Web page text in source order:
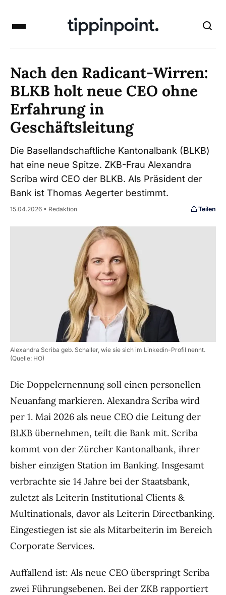
Nach den Radicant-Wirren:
BLKB holt neue CEO ohne
Erfahrung in
Geschäftsleitung
Die Basellandschaftliche Kantonalbank (BLKB)
hat eine neue Spitze. ZKB-Frau Alexandra
Scriba wird CEO der BLKB. Als Präsident der
Bank ist Thomas Aegerter bestimmt.
15.04.2026 • Redaktion Teilen
Alexandra Scriba geb. Schaller, wie sie sich im Linkedin-Profil nennt.
(Quelle: HO)
Die Doppelernennung soll einen personellen
Neuanfang markieren. Alexandra Scriba wird
per 1. Mai 2026 als neue CEO die Leitung der
BLKB übernehmen, teilt die Bank mit. Scriba
kommt von der Zürcher Kantonalbank, ihrer
bisher einzigen Station im Banking. Insgesamt
verbrachte sie 14 Jahre bei der Staatsbank,
zuletzt als Leiterin Institutional Clients &
Multinationals, davor als Leiterin Directbanking.
Eingestiegen ist sie als Mitarbeiterin im Bereich
Corporate Services.
Auffallend ist: Als neue CEO überspringt Scriba
zwei Führungsebenen. Bei der ZKB rapportiert